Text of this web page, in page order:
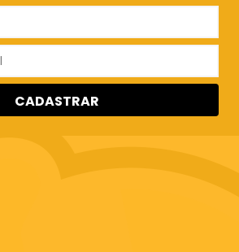
CADASTRAR